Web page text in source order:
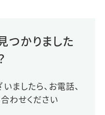
つかりました
ましたら、お電話、
わせください